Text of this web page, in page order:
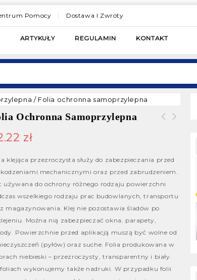
Pomocy Dostawa I Zwroty
ARTYKUŁY REGULAMIN KONTAKT
/ Folia ochronna samoprzylepna
Ochronna Samoprzylepna
zł
klejąca przezroczysta służy do zabezpieczania przed
mechanicznymi oraz przed zabrudzeniem.
używana do ochrony różnego rodzaju powierzchni
wszelkiego rodzaju prac budowlanych, transportu
magazynowania. Klej nie pozostawia śladów po
Można nią zabezpieczać okna, parapety,
Powierzchnie przed aplikacją muszą być wolne od
(pyłów) oraz suche. Folia produkowana w
niebieski – przezroczysty, transparentny i biały.
foliach wykonujemy także nadruki. W przypadku folii